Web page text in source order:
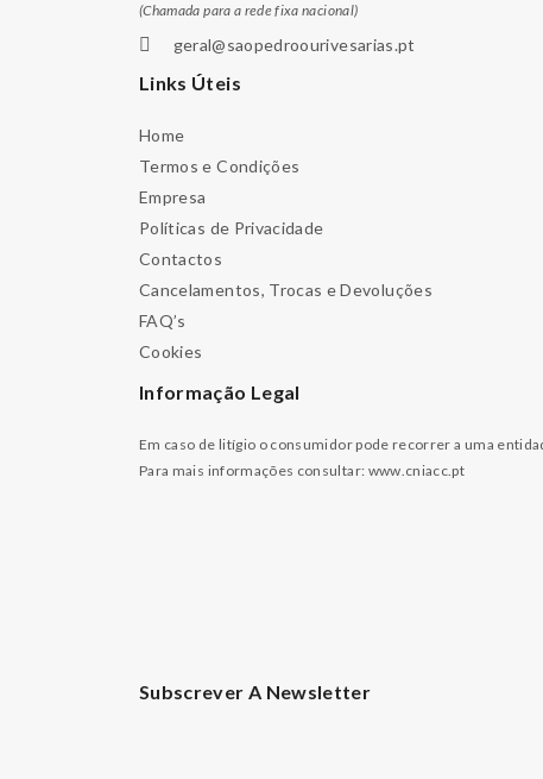
(Chamada para a rede fixa nacional)
geral@saopedroourivesarias.pt
Links Úteis
Home
Termos e Condições
Empresa
Políticas de Privacidade
Contactos
Cancelamentos, Trocas e Devoluções
FAQ’s
Cookies
Informação Legal
Em caso de litígio o consumidor pode recorrer a uma
Para mais informações consultar: www.cniacc.pt
Subscrever A Newsletter